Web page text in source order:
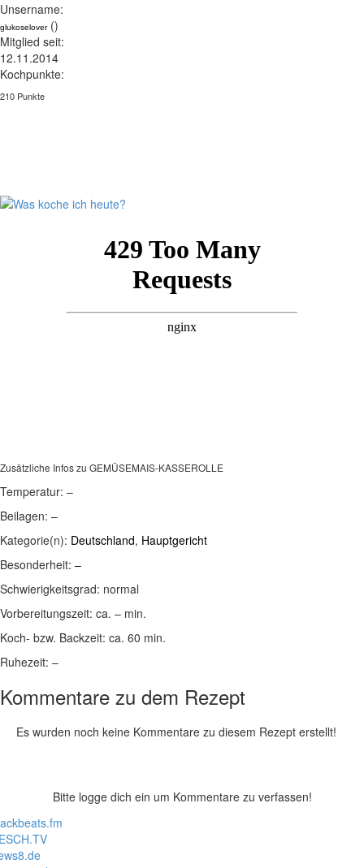
Unsername:
glukoselover()
Mitglied seit:
12.11.2014
Kochpunkte:
210 Punkte
Zusätzliche Infos zu GEMÜSEMAIS-KASSEROLLE
Temperatur: –
Beilagen: –
Kategorie(n): Deutschland, Hauptgericht
Besonderheit: –
Schwierigkeitsgrad: normal
Vorbereitungszeit: ca. – min.
Koch- bzw. Backzeit: ca. 60 min.
Ruhezeit: –
Kommentare zu dem Rezept
Es wurden noch keine Kommentare zu diesem Rezept erstellt!
Bitte logge dich ein um Kommentare zu verfassen!